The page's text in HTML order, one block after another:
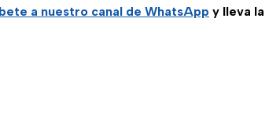
a nuestro canal de WhatsApp y lleva la